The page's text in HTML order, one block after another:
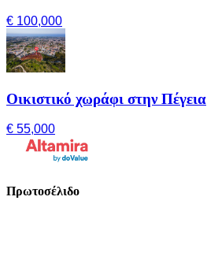
€ 100,000
Οικιστικό χωράφι στην Πέγεια
€ 55,000
Πρωτοσέλιδο